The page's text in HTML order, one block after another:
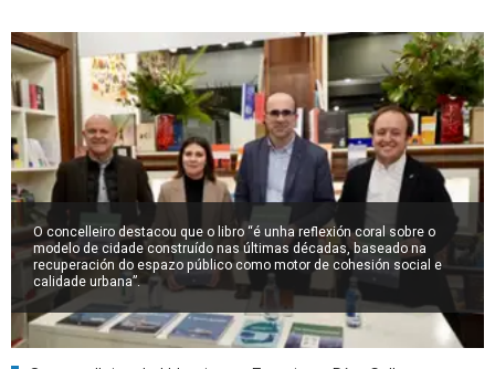
O concelleiro destacou que o libro “é unha reflexión coral sobre o
modelo de cidade construído nas últimas décadas, baseado na
recuperación do espazo público como motor de cohesión social e
calidade urbana”.